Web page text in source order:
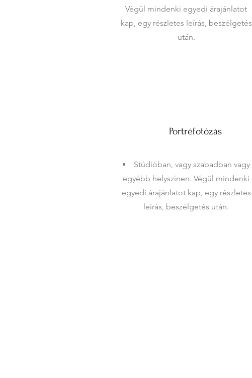
Végül mindenki egyedi árajánlatot
kap, egy részletes leírás, beszélgetés
után.
Portréfotózás
Stúdióban, vagy szabadban vagy
egyébb helyszínen. Végül mindenki
egyedi árajánlatot kap, egy részletes
leírás, beszélgetés után.